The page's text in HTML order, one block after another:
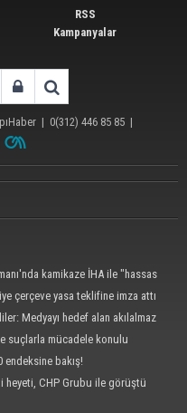
RSS
Kampanyalar
| 0(312) 446 85 85|
kamikaze İHA ile "hassas
çerçeve yasa teklifine imza attı
Medyayı hedef alan akılalmaz
suçlarla mücadele konulu
bakış!
heyeti, CHP Grubu ile görüştü